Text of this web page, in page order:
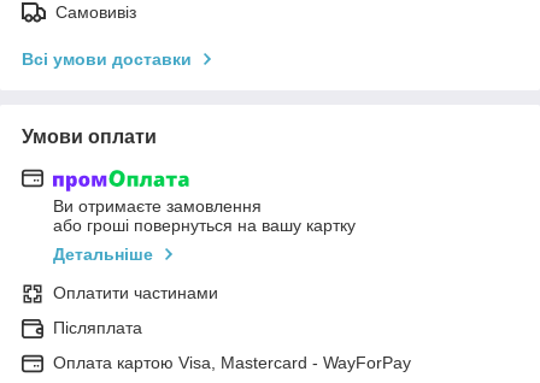
Самовивіз
Всі умови доставки
Умови оплати
Ви отримаєте замовлення
або гроші повернуться на вашу картку
Детальніше
Оплатити частинами
Післяплата
Оплата картою Visa, Mastercard - WayForPay